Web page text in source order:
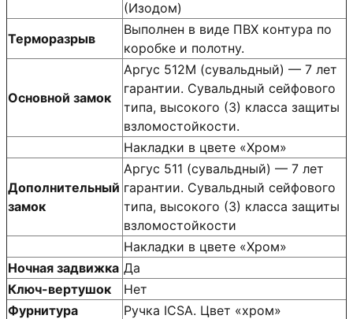
(Изодом)
Терморазрыв
Выполнен в виде ПВХ контура по
коробке и полотну.
Основной замок
Аргус 512М (сувальдный) — 7 лет
гарантии. Сувальдный сейфового
типа, высокого (3) класса защиты
взломостойкости.
Накладки в цвете «Хром»
Дополнительный
замок
Аргус 511 (сувальдный) — 7 лет
гарантии. Сувальдный сейфового
типа, высокого (3) класса защиты
взломостойкости
Накладки в цвете «Хром»
Ночная задвижка Да
Ключ-вертушок
Нет
Фурнитура
Ручка ICSA. Цвет «хром»